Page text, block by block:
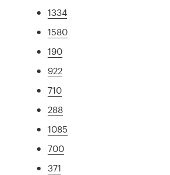
1334
1580
190
922
710
288
1085
700
371